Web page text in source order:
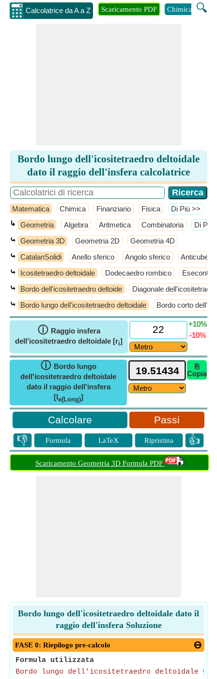
Calcolatrice da A a Z 🔍
Scaricamento PDF Chimica
Bordo lungo dell'icositetraedro deltoidale
dato il raggio dell'insfera calcolatrice
Matematica Chimica Finanziario Fisica ​Di Più >>
↳ Geometria Algebra Aritmetica Combinatoria ​Di Più
⤿ Geometria 3D Geometria 2D Geometria 4D
⤿ CatalanSolidi Anello sferico Angolo sferico Anticube
⤿ Icositetraedro deltoidale Dodecaedro rombico
⤿ Bordo dell'icositetraedro deltoide Diagonale
⤿ Bordo lungo dell'icositetraedro deltoidale Bordo corto
ⓘ Raggio insfera
dell'icositetraedro deltoidale [ri]
+10%
-10%
ⓘ Bordo lungo
dell'icositetraedro deltoidale
dato il raggio dell'insfera
[le(Long)]
⎘
Copia
Passi
👎 Formula LaTeX Ripristina 👍
Scaricamento Geometria 3D Formula PDF
Bordo lungo dell'icositetraedro deltoidale dato il
raggio dell'insfera Soluzione
FASE 0: Riepilogo pre-calcolo
Formula utilizzata
Bordo lungo dell'icositetraedro deltoidale =